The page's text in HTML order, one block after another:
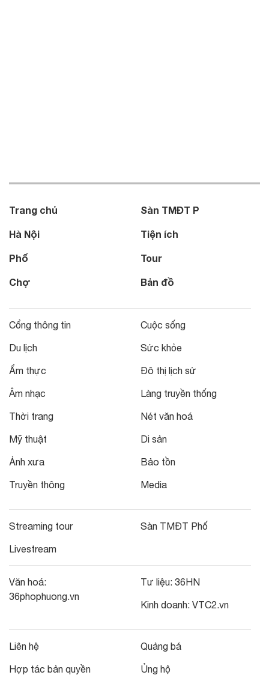
Trang chủ
Hà Nội
Phố
Chợ
Sàn TMĐT P
Tiện ích
Tour
Bản đồ
Cổng thông tin
Du lịch
Ẩm thực
Âm nhạc
Thời trang
Mỹ thuật
Ảnh xưa
Truyền thông
Cuộc sống
Sức khỏe
Đô thị lịch sử
Làng truyền thống
Nét văn hoá
Di sản
Bảo tồn
Media
Streaming tour
Livestream
Sàn TMĐT Phố
Văn hoá:
36phophuong.vn
Tư liệu: 36HN
Kinh doanh: VTC2.vn
Liên hệ
Hợp tác bản quyền
Quảng bá
Ủng hộ